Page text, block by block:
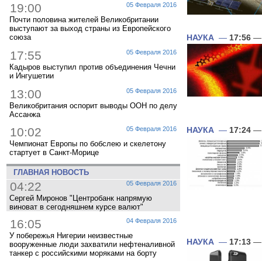
05 Февраля 2016
19:00
Почти половина жителей Великобритании
выступают за выход страны из Европейского
союза
05 Февраля 2016
17:55
Кадыров выступил против объединения Чечни
и Ингушетии
05 Февраля 2016
13:00
Великобритания оспорит выводы ООН по делу
Ассанжа
05 Февраля 2016
10:02
Чемпионат Европы по бобслею и скелетону
стартует в Санкт-Морице
ГЛАВНАЯ НОВОСТЬ
05 Февраля 2016
04:22
Сергей Миронов "Центробанк напрямую
виноват в сегодняшнем курсе валют"
04 Февраля 2016
16:05
У побережья Нигерии неизвестные
вооруженные люди захватили нефтеналивной
танкер с российскими моряками на борту
НАУКА — 17:56 —
НАУКА — 17:24 —
НАУКА — 17:13 —